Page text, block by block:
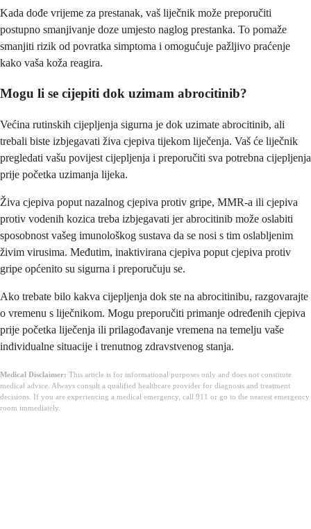
Kada dođe vrijeme za prestanak, vaš liječnik može preporučiti
postupno smanjivanje doze umjesto naglog prestanka. To pomaže
smanjiti rizik od povratka simptoma i omogućuje pažljivo praćenje
kako vaša koža reagira.
Mogu li se cijepiti dok uzimam abrocitinib?
Većina rutinskih cijepljenja sigurna je dok uzimate abrocitinib, ali
trebali biste izbjegavati živa cjepiva tijekom liječenja. Vaš će liječnik
pregledati vašu povijest cijepljenja i preporučiti sva potrebna cijepljenja
prije početka uzimanja lijeka.
Živa cjepiva poput nazalnog cjepiva protiv gripe, MMR-a ili cjepiva
protiv vodenih kozica treba izbjegavati jer abrocitinib može oslabiti
sposobnost vašeg imunološkog sustava da se nosi s tim oslabljenim
živim virusima. Međutim, inaktivirana cjepiva poput cjepiva protiv
gripe općenito su sigurna i preporučuju se.
Ako trebate bilo kakva cijepljenja dok ste na abrocitinibu, razgovarajte
o vremenu s liječnikom. Mogu preporučiti primanje određenih cjepiva
prije početka liječenja ili prilagođavanje vremena na temelju vaše
individualne situacije i trenutnog zdravstvenog stanja.
Medical Disclaimer: This article is for informational purposes only and does not constitute
medical advice. Always consult a qualified healthcare provider for diagnosis and treatment
decisions. If you are experiencing a medical emergency, call 911 or go to the nearest emergency
room immediately.